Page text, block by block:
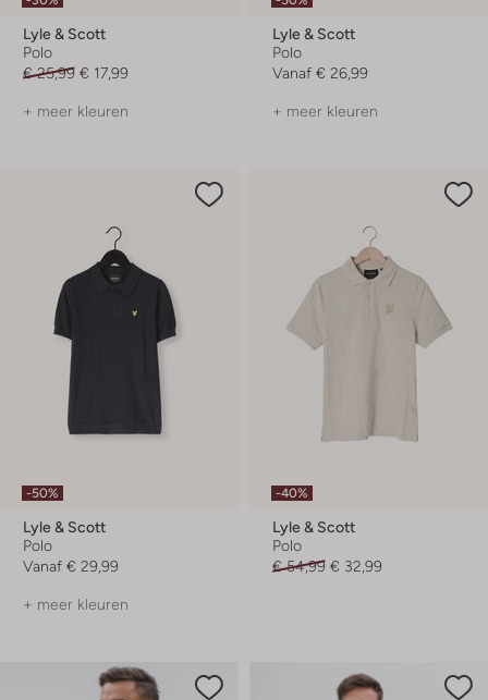
Lyle & Scott
Polo
€ 25,99 € 17,99
+ meer kleuren
Lyle & Scott
Polo
Vanaf € 26,99
+ meer kleuren
-50%
Lyle & Scott
Polo
Vanaf € 29,99
+ meer kleuren
-40%
Lyle & Scott
Polo
€ 54,99 € 32,99